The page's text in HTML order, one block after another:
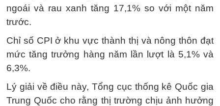
ngoái và rau xanh tăng 17,1% so với một năm
trước.
Chỉ số CPI ở khu vực thành thị và nông thôn đạt
mức tăng trưởng hàng năm lần lượt là 5,1% và
6,3%.
Lý giải về điều này, Tổng cục thống kê Quốc gia
Trung Quốc cho rằng thị trường chịu ảnh hưởng